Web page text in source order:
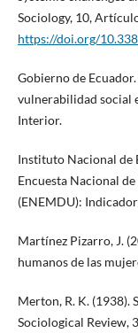
Sociology, 10,
https://doi.org/
Gobierno de
vulnerabilidad social
Interior.
Instituto Nacional de
Encuesta Nacional
(ENEMDU):
Martínez Pizarro, J.
humanos de las
Merton, R. K. (1938).
Sociological Review,